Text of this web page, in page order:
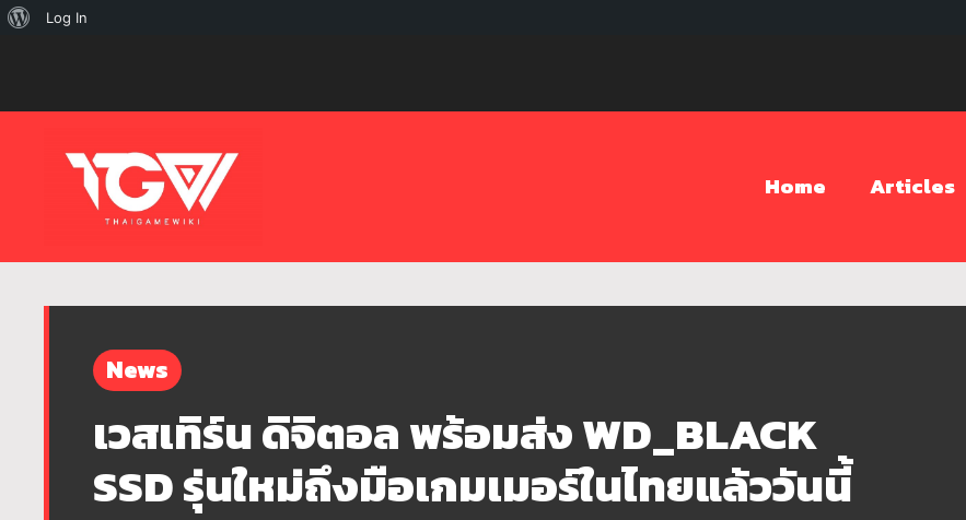
Home Articles
News
เวสเทิร์น ดิจิตอล พร้อมส่ง WD_BLACK
SSD รุ่นใหม่ถึงมือเกมเมอร์ในไทยแล้ววันนี้
เกี่ยวLog In